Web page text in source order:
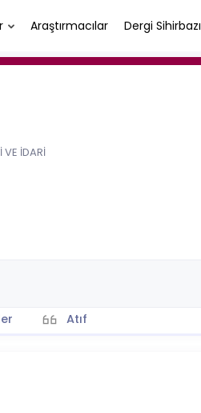
Araştırmacılar Dergi Sihirbazı
VE İDARİ
Atıf